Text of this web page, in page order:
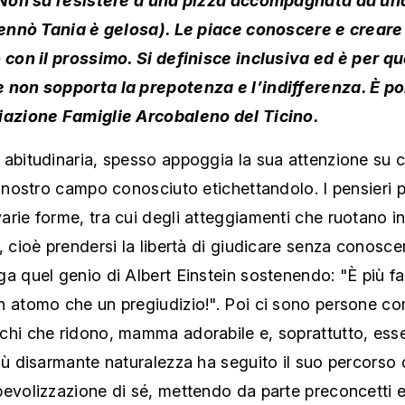
Tania è gelosa). Le piace conoscere e
il prossimo. Si definisce inclusiva ed è per
non sopporta la prepotenza e l’indifferenza. È
Famiglie Arcobaleno del Ticino.
abitudinaria, spesso appoggia la sua attenzione su
campo conosciuto etichettandolo. I pensieri
forme, tra cui degli atteggiamenti che ruotano
cioè prendersi la libertà di giudicare senza
quel genio di Albert Einstein sostenendo: "È più
atomo che un pregiudizio!". Poi ci sono persone
che ridono, mamma adorabile e, soprattutto,
disarmante naturalezza ha seguito il suo percorso
di sé, mettendo da parte preconcetti